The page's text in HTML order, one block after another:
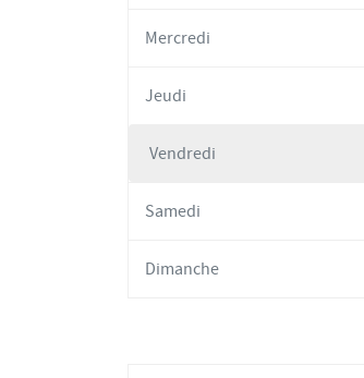
Mercredi
Jeudi
Horaires
d'aujourd'hui
Vendredi
Samedi
Dimanche